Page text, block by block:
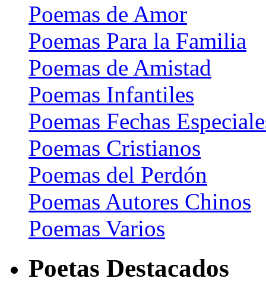
Poemas de Amor
Poemas Para la Familia
Poemas de Amistad
Poemas Infantiles
Poemas Fechas
Poemas Cristianos
Poemas del Perdón
Poemas Autores Chinos
Poemas Varios
Poetas Destacados